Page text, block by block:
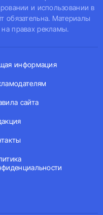
и использовании в
обязательна. Материалы
правах рекламы.
информация
сайта